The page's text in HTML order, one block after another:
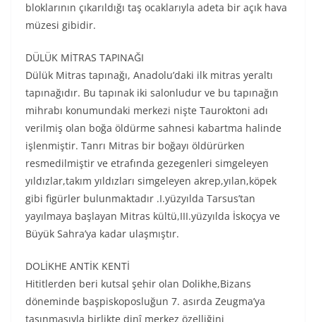
bloklarının çıkarıldığı taş ocaklarıyla adeta bir açık hava
müzesi gibidir.
DÜLÜK MİTRAS TAPINAĞI
Dülük Mitras tapınağı, Anadolu’daki ilk mitras yeraltı
tapınağıdır. Bu tapınak iki salonludur ve bu tapınağın
mihrabı konumundaki merkezi nişte Tauroktoni adı
verilmiş olan boğa öldürme sahnesi kabartma halinde
işlenmiştir. Tanrı Mitras bir boğayı öldürürken
resmedilmiştir ve etrafında gezegenleri simgeleyen
yıldızlar,takım yıldızları simgeleyen akrep,yılan,köpek
gibi figürler bulunmaktadır .I.yüzyılda Tarsus’tan
yayılmaya başlayan Mitras kültü,III.yüzyılda İskoçya ve
Büyük Sahra’ya kadar ulaşmıştır.
DOLİKHE ANTİK KENTİ
Hititlerden beri kutsal şehir olan Dolikhe,Bizans
döneminde başpiskoposluğun 7. asırda Zeugma’ya
taşınmasıyla birlikte dinî merkez özelliğini